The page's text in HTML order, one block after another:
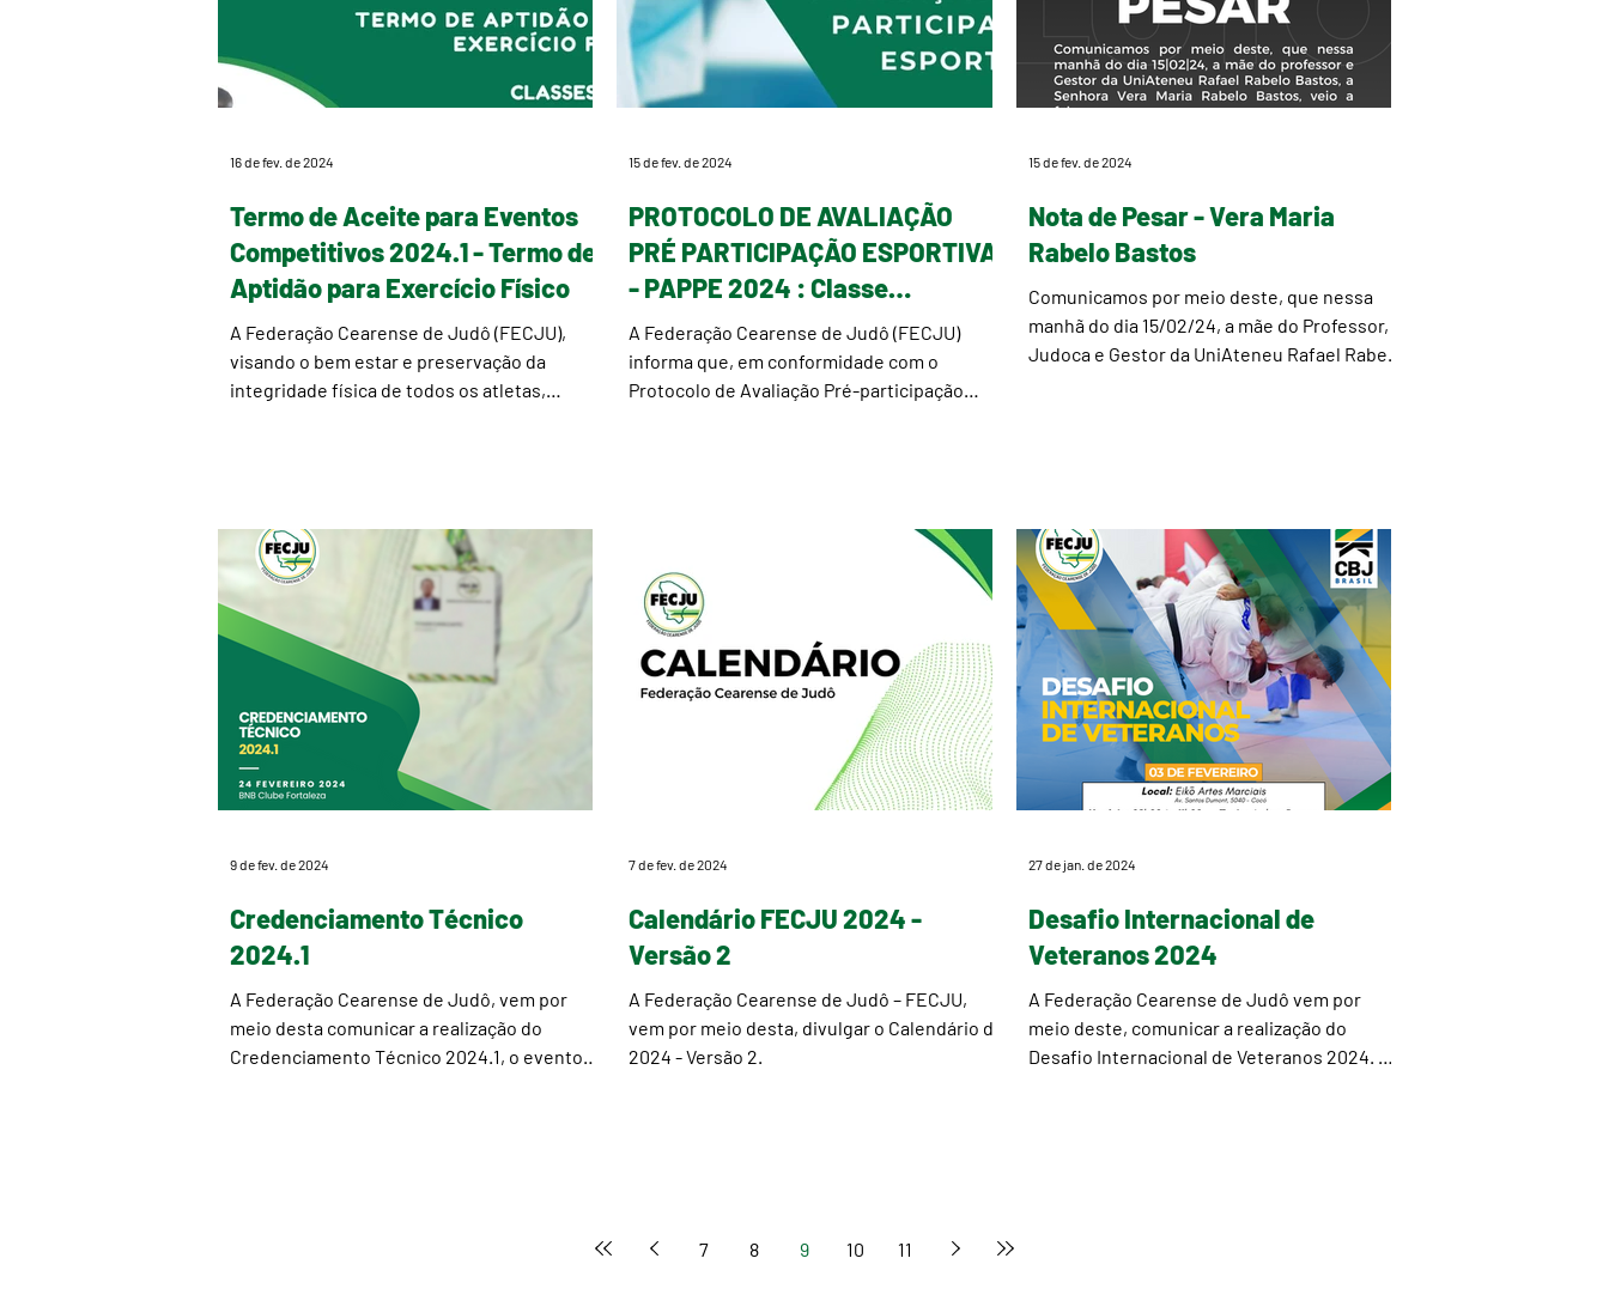
Termo de Aceite para Eventos
Competitivos 2024.1 - Termo de
Aptidão para Exercício Físico
A Federação Cearense de Judô (FECJU),
visando o bem estar e preservação da
integridade física de todos os atletas,
16 de fev. de 2024
PROTOCOLO DE AVALIAÇÃO
PRÉ PARTICIPAÇÃO ESPORTIVA
- PAPPE 2024 : Classe
Veteranos
A Federação Cearense de Judô (FECJU)
informa que, em conformidade com o
Protocolo de Avaliação Pré-participação
15 de fev. de 2024
Nota de Pesar - Vera Maria
Rabelo Bastos
Comunicamos por meio deste, que nessa
manhã do dia 15/02/24, a mãe do Professor,
Judoca e Gestor da UniAteneu Rafael Rabelo
15 de fev. de 2024
Credenciamento Técnico
2024.1
A Federação Cearense de Judô, vem por
meio desta comunicar a realização do
Credenciamento Técnico 2024.1, o evento
9 de fev. de 2024
Calendário FECJU 2024 -
Versão 2
A Federação Cearense de Judô – FECJU,
vem por meio desta, divulgar o Calendário de
2024 - Versão 2.
7 de fev. de 2024
Desafio Internacional de
Veteranos 2024
A Federação Cearense de Judô vem por
meio deste, comunicar a realização do
Desafio Internacional de Veteranos 2024. O
27 de jan. de 2024
7 8 9 10 11